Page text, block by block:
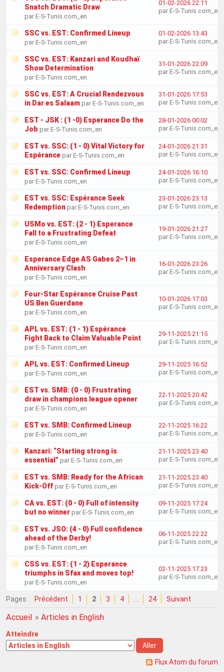
Snatch Dramatic Draw
par E-S-Tunis.com_en
01-02-2026 22:11
par E-S-Tunis.com_en
SSC vs. EST: Confirmed Lineup
par E-S-Tunis.com_en
01-02-2026 13:43
par E-S-Tunis.com_en
SSC vs. EST: Kanzari and Koudhaï
Show Determination
par E-S-Tunis.com_en
31-01-2026 22:09
par E-S-Tunis.com_en
SSC vs. EST: A Crucial Rendezvous
in Dar es Salaam par E-S-Tunis.com_en
31-01-2026 17:53
par E-S-Tunis.com_en
EST - JSK : (1 -0) Esperance Do the
Job par E-S-Tunis.com_en
28-01-2026 00:02
par E-S-Tunis.com_en
EST vs. SSC: (1 - 0) Vital Victory for
Espérance par E-S-Tunis.com_en
24-01-2026 21:31
par E-S-Tunis.com_en
EST vs. SSC: Confirmed Lineup
par E-S-Tunis.com_en
24-01-2026 16:10
par E-S-Tunis.com_en
EST vs. SSC: Espérance Seek
Redemption par E-S-Tunis.com_en
23-01-2026 23:13
par E-S-Tunis.com_en
USMo vs. EST: (2 - 1) Esperance
Fall to a Frustrating Defeat
par E-S-Tunis.com_en
19-01-2026 21:27
par E-S-Tunis.com_en
Esperance Edge AS Gabes 2–1 in
Anniversary Clash
par E-S-Tunis.com_en
16-01-2026 23:26
par E-S-Tunis.com_en
Four-Star Espérance Cruise Past
US Ben Guerdane
par E-S-Tunis.com_en
10-01-2026 17:03
par E-S-Tunis.com_en
APL vs. EST: (1 - 1) Espérance
Fight Back to Claim Valuable Point
par E-S-Tunis.com_en
29-11-2025 21:15
par E-S-Tunis.com_en
APL vs. EST: Confirmed Lineup
par E-S-Tunis.com_en
29-11-2025 16:52
par E-S-Tunis.com_en
EST vs. SMB: (0 - 0) Frustrating
draw in champions league opener
par E-S-Tunis.com_en
22-11-2025 20:42
par E-S-Tunis.com_en
EST vs. SMB: Confirmed Lineup
par E-S-Tunis.com_en
22-11-2025 16:22
par E-S-Tunis.com_en
Kanzari: “Starting strong is
essential” par E-S-Tunis.com_en
21-11-2025 23:40
par E-S-Tunis.com_en
EST vs. SMB: Ready for the African
Kick-Off par E-S-Tunis.com_en
21-11-2025 23:40
par E-S-Tunis.com_en
CA vs. EST: (0 - 0) Full of intensity
but no winner par E-S-Tunis.com_en
09-11-2025 17:24
par E-S-Tunis.com_en
EST vs. JSO: (4 - 0) Full confidence
ahead of the Derby!
par E-S-Tunis.com_en
06-11-2025 22:22
par E-S-Tunis.com_en
CSS vs. EST: (1 - 2) Esperance
triumphs in Sfax and moves top!
par E-S-Tunis.com_en
02-11-2025 17:23
par E-S-Tunis.com_en
Pages : Précédent 1 2 3 4 24 Suivant
Accueil »Articles in English
Atteindre
Flux Atom du forum